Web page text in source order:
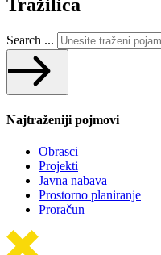
Tražilica
Search ...
Najtraženiji pojmovi
Obrasci
Projekti
Javna nabava
Prostorno planiranje
Proračun